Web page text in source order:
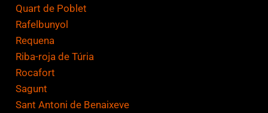
Quart de Poblet
Rafelbunyol
Requena
Riba-roja de Túria
Rocafort
Sagunt
Sant Antoni de Benaixeve